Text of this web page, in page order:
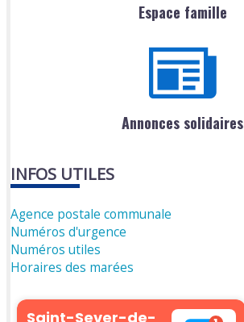
Espace famille
Annonces solidaires
INFOS UTILES
Agence postale communale
Numéros d'urgence
Numéros utiles
Horaires des marées